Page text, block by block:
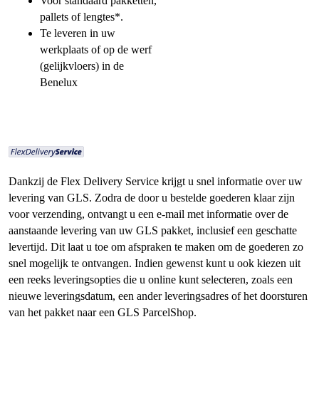
pallets of lengtes*.
Te leveren in uw
werkplaats of op de werf
(gelijkvloers) in de
Benelux
Dankzij de Flex Delivery Service krijgt u snel informatie over uw
levering van GLS. Zodra de door u bestelde goederen klaar zijn
voor verzending, ontvangt u een e-mail met informatie over de
aanstaande levering van uw GLS pakket, inclusief een geschatte
levertijd. Dit laat u toe om afspraken te maken om de goederen zo
snel mogelijk te ontvangen. Indien gewenst kunt u ook kiezen uit
een reeks leveringsopties die u online kunt selecteren, zoals een
nieuwe leveringsdatum, een ander leveringsadres of het doorsturen
van het pakket naar een GLS ParcelShop.